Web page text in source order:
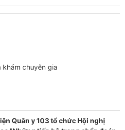
khám chuyên gia
Quân y 103 tổ chức Hội nghị